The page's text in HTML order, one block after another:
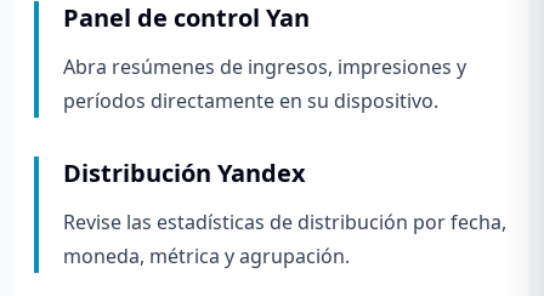
Panel de control Yan
Abra resúmenes de ingresos, impresiones y
períodos directamente en su dispositivo.
Distribución Yandex
Revise las estadísticas de distribución por fecha,
moneda, métrica y agrupación.